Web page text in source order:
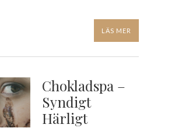
LÄS MER
Chokladspa –
Syndigt
Härligt